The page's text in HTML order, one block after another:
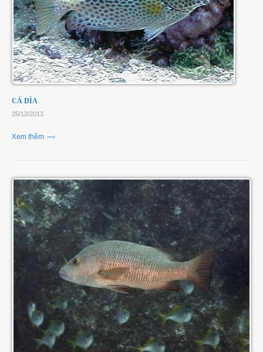
CÁ DÌA
25/12/2013
Xem thêm